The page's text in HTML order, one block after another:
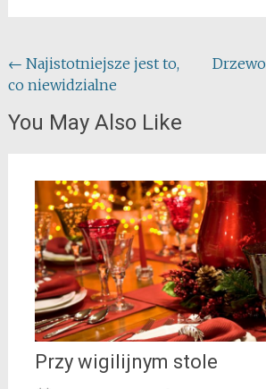
Post
navigation
← Najistotniejsze jest to,
co niewidzialne
You May Also Like
Przy wigilijnym stole